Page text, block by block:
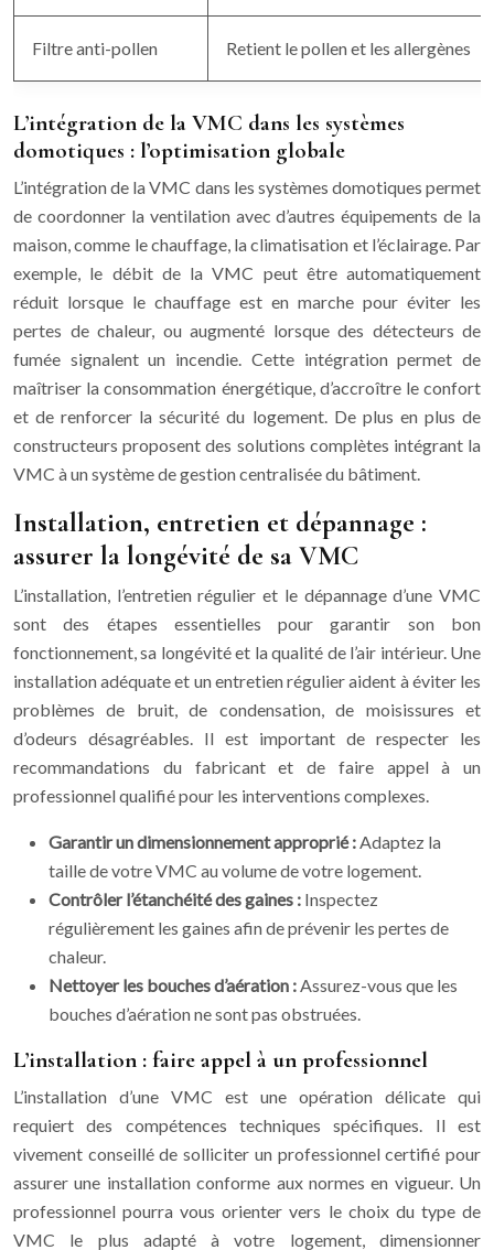
Filtre anti-pollen Retient le pollen et les allergènes
L’intégration de la VMC dans les systèmes
domotiques : l’optimisation globale
L’intégration de la VMC dans les systèmes domotiques permet
de coordonner la ventilation avec d’autres équipements de la
maison, comme le chauffage, la climatisation et l’éclairage. Par
exemple, le débit de la VMC peut être automatiquement
réduit lorsque le chauffage est en marche pour éviter les
pertes de chaleur, ou augmenté lorsque des détecteurs de
fumée signalent un incendie. Cette intégration permet de
maîtriser la consommation énergétique, d’accroître le confort
et de renforcer la sécurité du logement. De plus en plus de
constructeurs proposent des solutions complètes intégrant la
VMC à un système de gestion centralisée du bâtiment.
Installation, entretien et dépannage :
assurer la longévité de sa VMC
L’installation, l’entretien régulier et le dépannage d’une VMC
sont des étapes essentielles pour garantir son bon
fonctionnement, sa longévité et la qualité de l’air intérieur. Une
installation adéquate et un entretien régulier aident à éviter les
problèmes de bruit, de condensation, de moisissures et
d’odeurs désagréables. Il est important de respecter les
recommandations du fabricant et de faire appel à un
professionnel qualifié pour les interventions complexes.
Garantir un dimensionnement approprié :Adaptez la
taille de votre VMC au volume de votre logement.
Contrôler l’étanchéité des gaines : Inspectez
régulièrement les gaines afin de prévenir les pertes de
chaleur.
Nettoyer les bouches d’aération :Assurez-vous que les
bouches d’aération ne sont pas obstruées.
L’installation : faire appel à un professionnel
L’installation d’une VMC est une opération délicate qui
requiert des compétences techniques spécifiques. Il est
vivement conseillé de solliciter un professionnel certifié pour
assurer une installation conforme aux normes en vigueur. Un
professionnel pourra vous orienter vers le choix du type de
VMC le plus adapté à votre logement, dimensionner